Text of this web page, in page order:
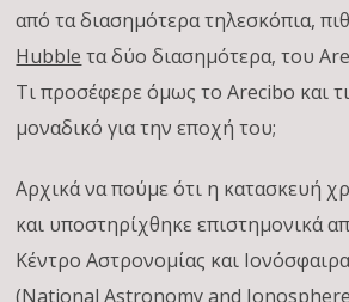
από τα διασημότερα τηλεσκόπια,
Hubble τα δύο διασημότερα, του
Τι προσέφερε όμως το Arecibo και
μοναδικό για την εποχή του;
Αρχικά να πούμε ότι η κατασκευή
και υποστηρίχθηκε επιστημονικά
Κέντρο Αστρονομίας και
(National Astronomy and